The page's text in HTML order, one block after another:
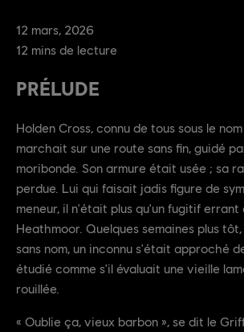
12 mars 2026
12 mins de lecture
PRÉLUDE
Holden Cross, connu de tous sous le
marchait sur une route sans fin, guidé
moribonde. Son armure était usée ; sa
perdue. Lui qui faisait jadis figure de
meneur, il n'était plus qu'un fugitif
Heathmoor. Quelques semaines plus
sans nom, un inconnu s'était approché
étudié comme s'il évaluait une vieille
rouillée.
« Oublie ça, vieux barbon », se dit le